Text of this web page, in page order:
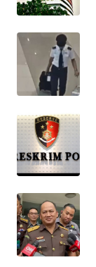
UMKM
WAHANA
SELEB
WAHANA
PERSONA
WAHANA
OTOMOTIF
WAHANA
HEALTH